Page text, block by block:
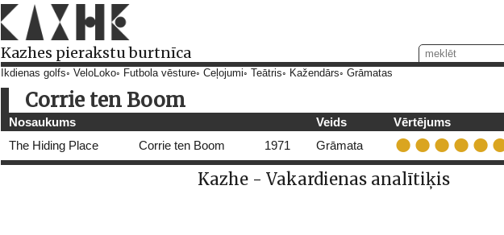
Kazhes pierakstu burtnīca
Ikdienas golfs VeloLoko Futbola vēsture Ceļojumi Teātris Kažendārs Grāmatas
Corrie ten Boom
Nosaukums Veids
Vērtējums
The Hiding Place
Corrie ten Boom 1971 Grāmata
Kazhe - Vakardienas analītiķis